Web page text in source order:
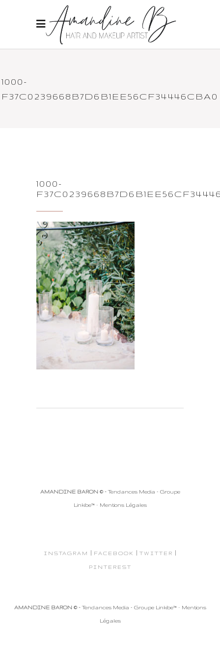
1000-
F37C0239668B7D6B1EE56CF34446CBA0
1000-
AMANDINE BARON © -Tendances Media - Groupe
Linkibe™ - Mentions Légales
INSTAGRAM | FACEBOOK | TWITTER |
PINTEREST
AMANDINE BARON © -Tendances Media - Groupe Linkibe™ - Mentions
Légales